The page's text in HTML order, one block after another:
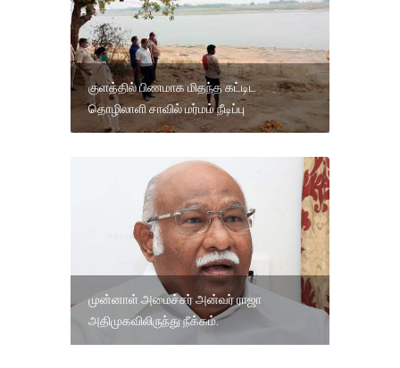
குளத்தில் பிணமாக மிதந்த கட்டிட
தொழிலாளி சாவில் மர்மம் நீடிப்பு
முன்னாள் அமைச்சர் அன்வர் ராஜா
அதிமுகவிலிருந்து நீக்கம்.